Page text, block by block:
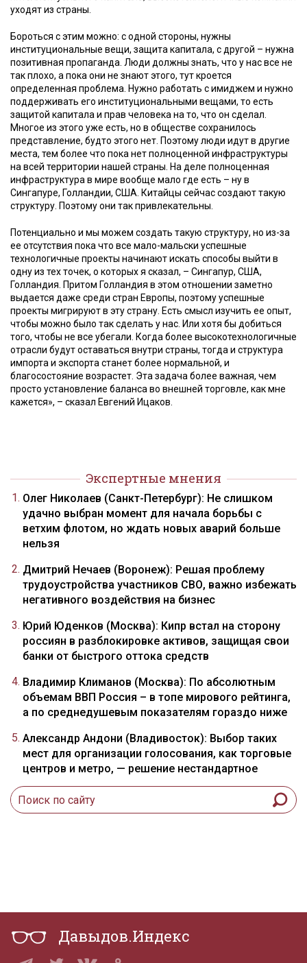
уходят из страны.
Бороться с этим можно: с одной стороны, нужны
институциональные вещи, защита капитала, с другой – нужна
позитивная пропаганда. Люди должны знать, что у нас все не
так плохо, а пока они не знают этого, тут кроется
определенная проблема. Нужно работать с имиджем и нужно
поддерживать его институциональными вещами, то есть
защитой капитала и прав человека на то, что он сделал.
Многое из этого уже есть, но в обществе сохранилось
представление, будто этого нет. Поэтому люди идут в другие
места, тем более что пока нет полноценной инфраструктуры
на всей территории нашей страны. На деле полноценная
инфраструктура в мире вообще мало где есть – ну в
Сингапуре, Голландии, США. Китайцы сейчас создают такую
структуру. Поэтому они так привлекательны.
Потенциально и мы можем создать такую структуру, но из-за
ее отсутствия пока что все мало-мальски успешные
технологичные проекты начинают искать способы выйти в
одну из тех точек, о которых я сказал, – Сингапур, США,
Голландия. Притом Голландия в этом отношении заметно
выдается даже среди стран Европы, поэтому успешные
проекты мигрируют в эту страну. Есть смысл изучить ее опыт,
чтобы можно было так сделать у нас. Или хотя бы добиться
того, чтобы не все убегали. Когда более высокотехнологичные
отрасли будут оставаться внутри страны, тогда и структура
импорта и экспорта станет более нормальной, и
благосостояние возрастет. Эта задача более важная, чем
просто установление баланса во внешней торговле, как мне
кажется», – сказал Евгений Ицаков.
Экспертные мнения
Олег Николаев (Санкт-Петербург): Не слишком
удачно выбран момент для начала борьбы с
ветхим флотом, но ждать новых аварий больше
нельзя
Дмитрий Нечаев (Воронеж): Решая проблему
трудоустройства участников СВО, важно избежать
негативного воздействия на бизнес
Юрий Юденков (Москва): Кипр встал на сторону
россиян в разблокировке активов, защищая свои
банки от быстрого оттока средств
Владимир Климанов (Москва): По абсолютным
объемам ВВП Россия – в топе мирового рейтинга,
а по среднедушевым показателям гораздо ниже
Александр Андони (Владивосток): Выбор таких
мест для организации голосования, как торговые
центров и метро, — решение нестандартное
Давыдов.Индекс